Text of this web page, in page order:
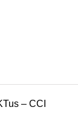
– CCI